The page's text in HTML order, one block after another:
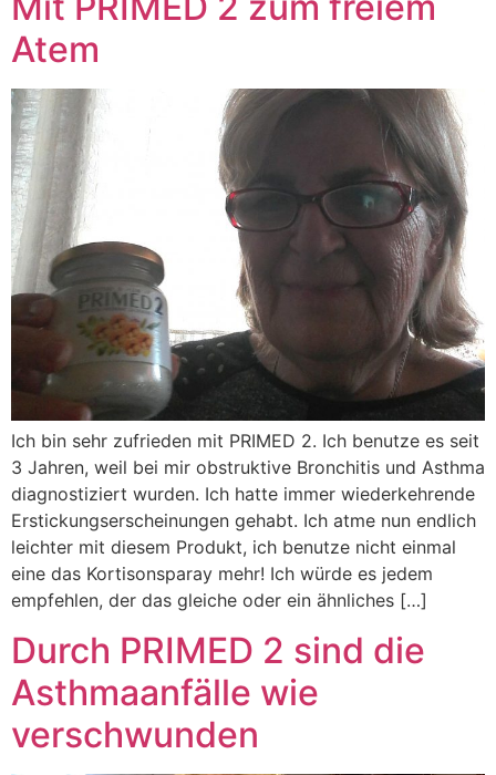
Atem
Ich bin sehr zufrieden mit PRIMED 2. Ich benutze es seit
3 ​​Jahren, weil bei mir obstruktive Bronchitis und Asthma
diagnostiziert wurden. Ich hatte immer wiederkehrende
Erstickungserscheinungen gehabt. Ich atme nun endlich
leichter mit diesem Produkt, ich benutze nicht einmal
eine das Kortisonsparay mehr! Ich würde es jedem
empfehlen, der das gleiche oder ein ähnliches […]
Durch PRIMED 2 sind die
Asthmaanfälle wie
verschwunden